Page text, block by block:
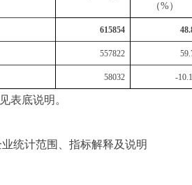
（%）
615854
557822
58032 -10.1
底说明。
计范围、指标解释及说明